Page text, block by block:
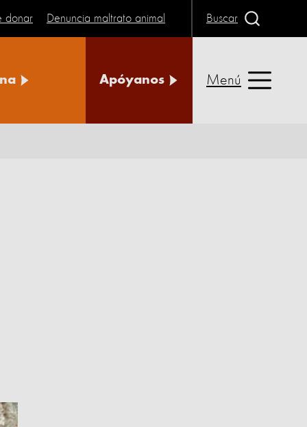
donar Denuncia maltrato animal Buscar
Apóyanos Menú